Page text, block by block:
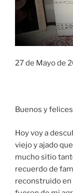
27 de Mayo de
Buenos y
Hoy voy a
viejo y ajado
mucho sitio
recuerdo de
reconstruido en